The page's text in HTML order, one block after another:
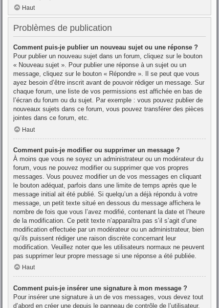
Haut
Problèmes de publication
Comment puis-je publier un nouveau sujet ou une réponse ?
Pour publier un nouveau sujet dans un forum, cliquez sur le bouton
« Nouveau sujet ». Pour publier une réponse à un sujet ou un
message, cliquez sur le bouton « Répondre ». Il se peut que vous
ayez besoin d’être inscrit avant de pouvoir rédiger un message. Sur
chaque forum, une liste de vos permissions est affichée en bas de
l’écran du forum ou du sujet. Par exemple : vous pouvez publier de
nouveaux sujets dans ce forum, vous pouvez transférer des pièces
jointes dans ce forum, etc.
Haut
Comment puis-je modifier ou supprimer un message ?
À moins que vous ne soyez un administrateur ou un modérateur du
forum, vous ne pouvez modifier ou supprimer que vos propres
messages. Vous pouvez modifier un de vos messages en cliquant
le bouton adéquat, parfois dans une limite de temps après que le
message initial ait été publié. Si quelqu’un a déjà répondu à votre
message, un petit texte situé en dessous du message affichera le
nombre de fois que vous l’avez modifié, contenant la date et l’heure
de la modification. Ce petit texte n’apparaîtra pas s’il s’agit d’une
modification effectuée par un modérateur ou un administrateur, bien
qu’ils puissent rédiger une raison discrète concernant leur
modification. Veuillez noter que les utilisateurs normaux ne peuvent
pas supprimer leur propre message si une réponse a été publiée.
Haut
Comment puis-je insérer une signature à mon message ?
Pour insérer une signature à un de vos messages, vous devez tout
d’abord en créer une depuis le panneau de contrôle de l’utilisateur.